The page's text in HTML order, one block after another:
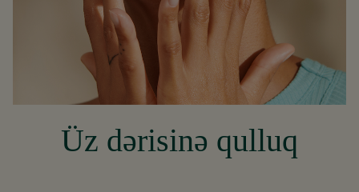
Üz dərisinə qulluq